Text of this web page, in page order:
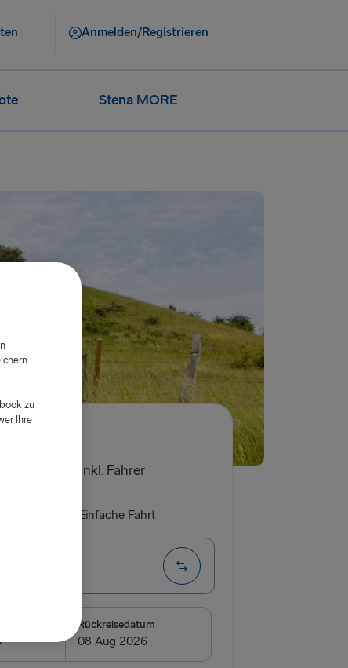
Anmelden/Registrieren
Stena MORE
für ein Auto inkl. Fahrer
Einfache Fahrt
Rostock
Rückreisedatum
zu
Ihre